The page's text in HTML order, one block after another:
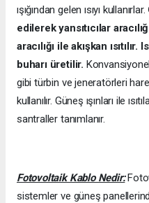
ışığından gelen ısıyı kullanırlar.
edilerek yansıtıcılar
aracılığı ile akışkan ısıtılır.
buharı üretilir.
gibi türbin ve jeneratörleri
kullanılır. Güneş ışınları ile
santraller tanımlanır.
Fotovoltaik Kablo Nedir:
sistemler ve güneş